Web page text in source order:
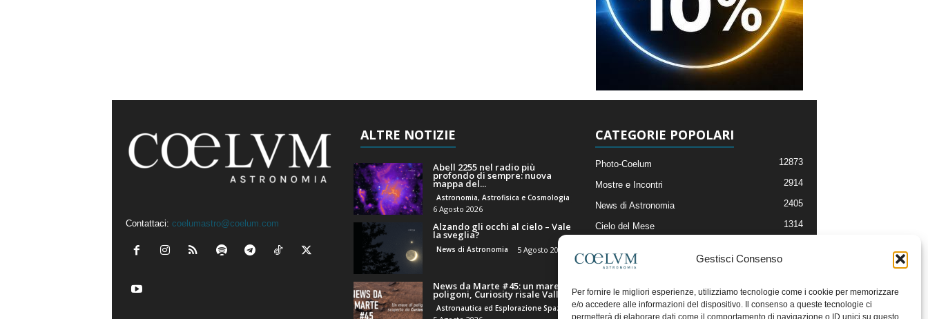
Gestisci Consenso
Per fornire le migliori esperienze, utilizziamo tecnologie come i cookie per memorizzare
e/o accedere alle informazioni del dispositivo. Il consenso a queste tecnologie ci
permetterà di elaborare dati come il comportamento di navigazione o ID unici su questo
Contattaci: coelumastro@coelum.com
ALTRE NOTIZIE
Abell 2255 nel radio più
profondo di sempre: nuova
mappa del...
Astronomia, Astrofisica e Cosmologia
6 Agosto 2026
Alzando gli occhi al cielo – Vale
la sveglia?
News di Astronomia 5 Agosto 2026
News da Marte #45: un mare di
poligoni, Curiosity risale Valle...
CATEGORIE POPOLARI
Photo-Coelum 12873
Mostre e Incontri 2914
News di Astronomia 2405
Cielo del Mese 1314
Articoli e Risorse On-Line
Il Blog della Redazione